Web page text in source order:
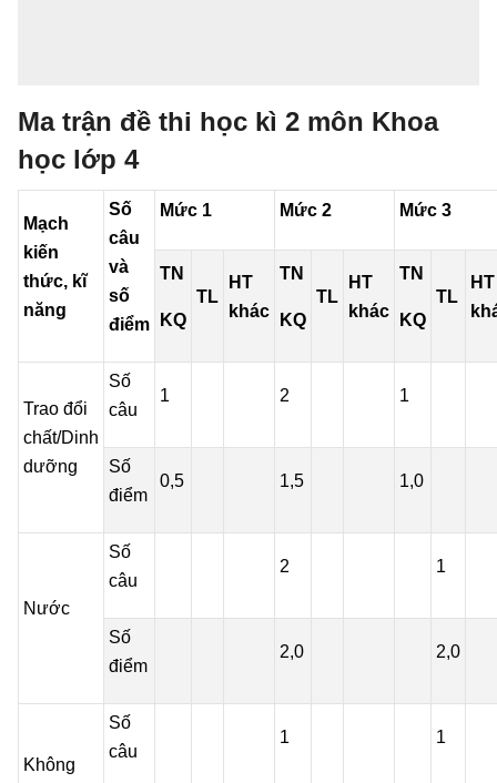
Ma trận đề thi học kì 2 môn Khoa
học lớp 4
Mạch
kiến
thức, kĩ
năng
Số
câu
và
số
điểm
Mức 1 Mức 2 Mức 3
TN
KQ
TL
HT
khác
TN
KQ
TL
HT
khác
TN
KQ
TL
HT
Trao đổi
chất/Dinh
dưỡng
Số
câu
1 2 1
Số
điểm
0,5 1,5 1,0
Nước
Số
câu
2 1
Số
điểm
2,0 2,0
Không
Số
câu
1 1